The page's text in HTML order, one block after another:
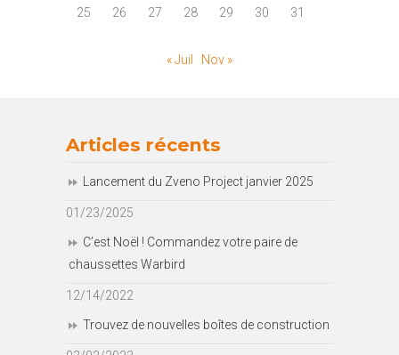
25 26 27 28 29 30 31
« Juil Nov »
Articles récents
Lancement du Zveno Project janvier 2025
01/23/2025
C’est Noël ! Commandez votre paire de
chaussettes Warbird
12/14/2022
Trouvez de nouvelles boîtes de construction